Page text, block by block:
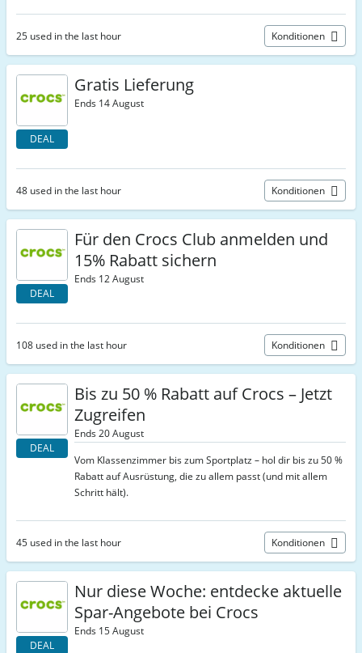
25 used in the last hour Konditionen
DEAL
Gratis Lieferung
Ends 14 August
48 used in the last hour Konditionen
DEAL
Für den Crocs Club anmelden und
15% Rabatt sichern
Ends 12 August
108 used in the last hour Konditionen
DEAL
Bis zu 50 % Rabatt auf Crocs – Jetzt
Zugreifen
Ends 20 August
Vom Klassenzimmer bis zum Sportplatz – hol dir bis zu 50 %
Rabatt auf Ausrüstung, die zu allem passt (und mit allem
Schritt hält).
45 used in the last hour Konditionen
DEAL
Nur diese Woche: entdecke aktuelle
Spar-Angebote bei Crocs
Ends 15 August